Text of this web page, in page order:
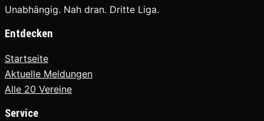
Unabhängig. Nah dran. Dritte Liga.
Entdecken
Startseite
Aktuelle Meldungen
Alle 20 Vereine
Service